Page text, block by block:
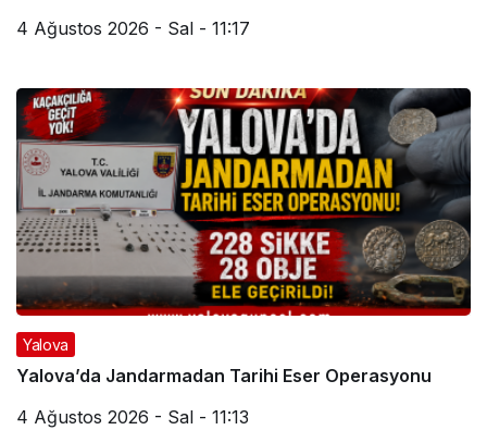
4 Ağustos 2026 - Sal - 11:17
Yalova
Yalova’da Jandarmadan Tarihi Eser Operasyonu
4 Ağustos 2026 - Sal - 11:13